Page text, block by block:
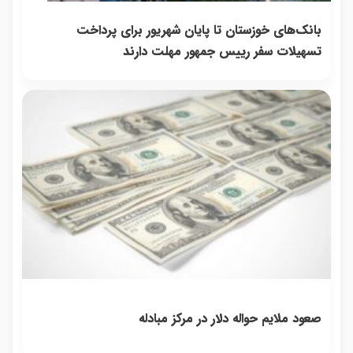
بانک‌های خوزستان تا پایان شهریور برای پرداخت
تسهیلات سفر رییس جمهور مهلت دارند
صعود ملایم حواله دلار در مرکز مبادله